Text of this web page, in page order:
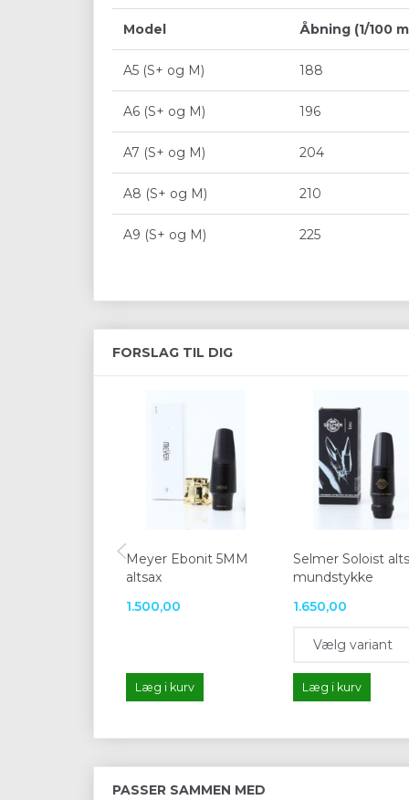
Model Åbning (1/100
A5 (S+ og M) 188
A6 (S+ og M) 196
A7 (S+ og M) 204
A8 (S+ og M) 210
A9 (S+ og M) 225
FORSLAG TIL DIG
Meyer Ebonit 5MM
altsax
1.500,00
Læg i kurv
Selmer Soloist
mundstykke
1.650,00
Læg i kurv
PASSER SAMMEN MED